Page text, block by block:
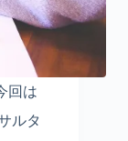
回は
ルタ